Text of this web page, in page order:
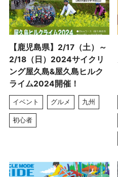
【鹿児島県】2/17（土）～
2/18（日）2024サイクリ
ング屋久島&屋久島ヒルク
ライム2024開催！
イベント グルメ 九州
初心者